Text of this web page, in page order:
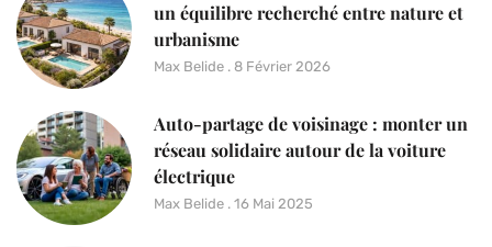
un équilibre recherché entre nature et
urbanisme
Max Belide 8 Février 2026
Auto-partage de voisinage : monter un
réseau solidaire autour de la voiture
électrique
Max Belide 16 Mai 2025